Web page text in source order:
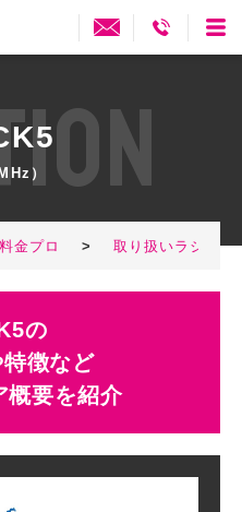
ION
）
金プロ > 取り扱いラジオ局
の
徴など
概要を紹介